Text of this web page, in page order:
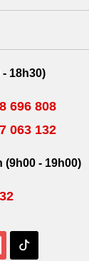
- 18h30)
696 808
063 132
(9h00 - 19h00)